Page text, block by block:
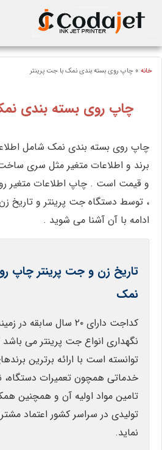
»چاپ روی بسته بندی نمک با جت پرینتر
چاپ روی بسته بندی نمک
چاپ روی بسته بندی نمک شامل
برند و اطلاعات متغیر مثل سری ساخت ،
و قیمت است . چاپ اطلاعات متغیر روی
، توسط دستگاه جت پرینتر و تاریخ زن
ادامه با آن آشنا می شوید .
تاریخ زن و جت پرینتر چاپ
نمک
کداجت دارای ۲۰ سال سابقه
نگهداری انواع جت پرینتر می باشد
توانسته است با ارائه برترین
خدماتی همچون تعمیرات دستگاه،
تامین مواد اولیه آن و همچنین
تولیدی در سراسر کشور اعتماد
نماید.